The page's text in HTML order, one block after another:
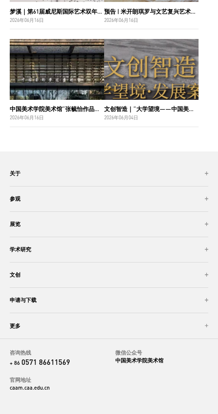
梦溪｜第61届威尼斯国际艺术双年展中国国家馆主视觉设计
2026年06月16日
预告 | 米开朗琪罗与文艺复兴艺术巨匠：佛罗伦萨博纳罗蒂之家珍藏
2026年06月16日
中国美术学院美术馆“张毓怡作品捐赠收藏项目”入选“2026年度国家美术作品收藏和捐赠奖励项目名单”
2026年06月16日
文创智造｜“大学望境——中国美术学院建设世界一流大学二十周年”特展导览
2026年06月04日
关于
参观
展览
学术研究
文创
申请与下载
更多
咨询热线
+ 86 0571 86611569
官网地址
caam.caa.edu.cn
微信公众号
中国美术学院美术馆